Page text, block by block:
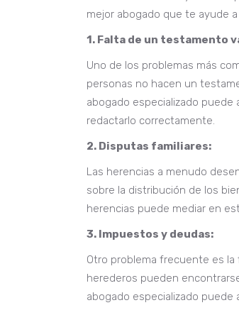
mejor abogado que te ayude
1. Falta de un testamento
Uno de los problemas más
personas no hacen un
abogado especializado
redactarlo correctamente.
2. Disputas familiares:
Las herencias a menudo
sobre la distribución de los
herencias puede mediar en
3. Impuestos y deudas:
Otro problema frecuente es
herederos pueden
abogado especializado